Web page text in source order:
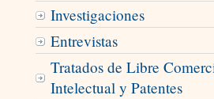
Investigaciones
Entrevistas
Tratados de Libre
Intelectual y Patentes